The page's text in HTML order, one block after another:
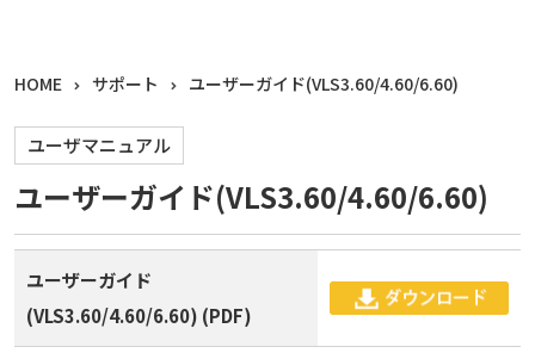
HOME サポート ユーザーガイド(VLS3.60/4.60/6.60)
ユーザマニュアル
ユーザーガイド(VLS3.60/4.60/6.60)
ユーザーガイド
(VLS3.60/4.60/6.60) (PDF)